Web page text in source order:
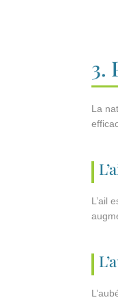
3.
La
L’ail